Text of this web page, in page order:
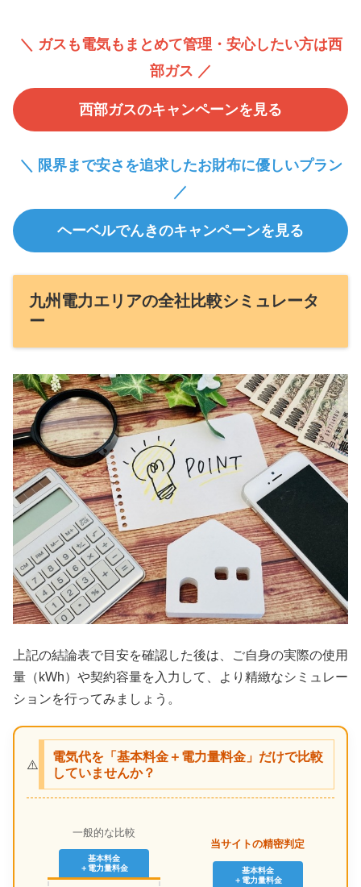
＼ ガスも電気もまとめて管理・安心したい方は西
部ガス ／
西部ガスのキャンペーンを見る
＼ 限界まで安さを追求したお財布に優しいプラン
／
ヘーベルでんきのキャンペーンを見る
九州電力エリアの全社比較シミュレータ
ー
上記の結論表で目安を確認した後は、ご自身の実際の使用
量（kWh）や契約容量を入力して、より精緻なシミュレー
ションを行ってみましょう。
⚠️
電気代を「基本料金＋電力量料金」だけで比較
していませんか？
一般的な比較
基本料金
＋電力量料金
当サイトの精密判定
基本料金
＋電力量料金